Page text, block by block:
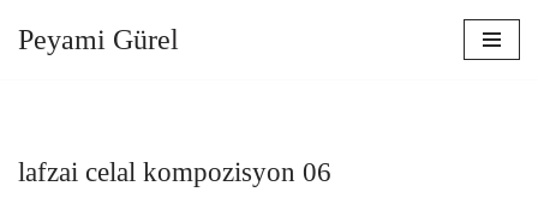
Peyami Gürel
lafzai celal kompozisyon 06